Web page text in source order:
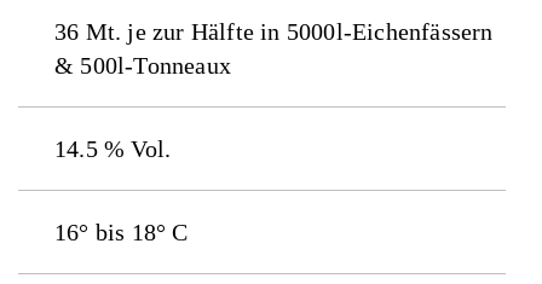
36 Mt. je zur Hälfte in 5000l-Eichenfässern
& 500l-Tonneaux
14.5 % Vol.
16° bis 18° C